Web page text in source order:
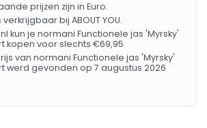
prijzen zijn in Euro.
bij ABOUT YOU.
kun je normani Functionele jas 'Myrsky'
kopen voor slechts €69,95
van normani Functionele jas 'Myrsky'
werd gevonden op 7 augustus 2026